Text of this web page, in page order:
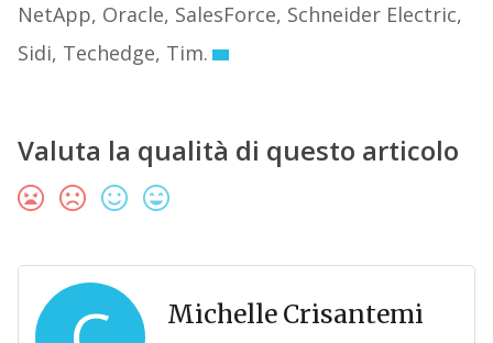
NetApp, Oracle, SalesForce, Schneider Electric,
Sidi, Techedge, Tim.
Valuta la qualità di questo articolo
Michelle Crisantemi